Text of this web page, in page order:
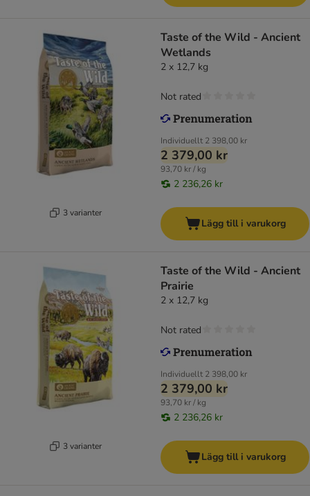
3 varianter
Taste of the Wild - Ancient
Wetlands
2 x 12,7 kg
Individuellt 2 398,00 kr
2 379,00 kr
93,70 kr / kg
2 236,26 kr
Not rated
Lägg till i varukorg
3 varianter
Taste of the Wild - Ancient
Prairie
2 x 12,7 kg
Individuellt 2 398,00 kr
2 379,00 kr
93,70 kr / kg
2 236,26 kr
Not rated
Lägg till i varukorg